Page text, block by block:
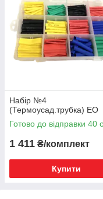
Набір №4
(Термоусад.трубка) ЕО
Готово до відправки 40
1 411 ₴/комплект
Купити